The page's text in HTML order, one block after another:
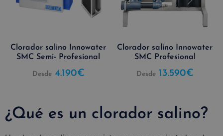
Clorador salino Innowater
SMC Semi- Profesional
Desde 4.190€
Clorador salino Innowater
SMC Profesional
Desde 13.590€
¿Qué es un clorador salino?